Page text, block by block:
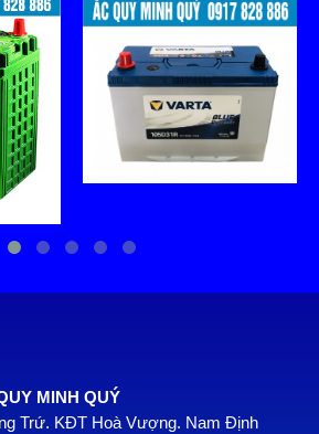
MINH QUÝ
Trứ. KĐT Hoà Vượng. Nam Định